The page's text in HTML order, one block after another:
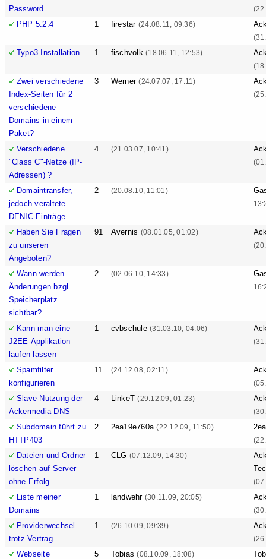
Password
PHP 5.2.4 1 firestar (24.08.11, 09:36)
Typo3 Installation 1 fischvolk(18.06.11, 12:53)
Zwei verschiedene
Index-Seiten für 2
verschiedene
Domains in einem
Paket?
3 Werner(24.07.07, 17:11)
Verschiedene
"Class C"-Netze (IP-
Adressen) ?
4 (21.03.07, 10:41)
Domaintransfer,
jedoch veraltete
DENIC-Einträge
2 (20.08.10, 11:01)
Haben Sie Fragen
zu unseren
Angeboten?
91 Avernis (08.01.05, 01:02)
Wann werden
Änderungen bzgl.
Speicherplatz
sichtbar?
2 (02.06.10, 14:33)
Kann man eine
J2EE-Applikation
laufen lassen
1 cvbschule(31.03.10, 04:06)
Spamfilter
konfigurieren
11 (24.12.08, 02:11)
Slave-Nutzung der
Ackermedia DNS
4 LinkeT(29.12.09, 01:23)
Subdomain führt zu
HTTP403
2 2ea19e760a(22.12.09, 11:50)
Dateien und Ordner
löschen auf Server
ohne Erfolg
1 CLG (07.12.09, 14:30)
Liste meiner
Domains
1 landwehr (30.11.09, 20:05)
Providerwechsel
trotz Vertrag
1 (26.10.09, 09:39)
Webseite
5 Tobias(08.10.09, 18:08)